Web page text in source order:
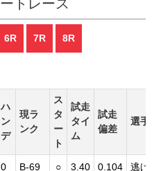
トレース
6R 7R 8R
ハ
ン
デ
現ラ
ンク
ス
タ
ー
ト
試走
タイ
ム
試走
偏差
選手
0 B-69 ○ 3.40 0.104 逃げ